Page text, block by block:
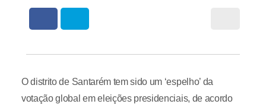
O distrito de Santarém tem sido um ‘espelho’ da
votação global em eleições presidenciais, de acordo